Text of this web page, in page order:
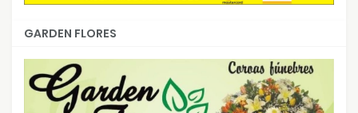
GARDEN FLORES